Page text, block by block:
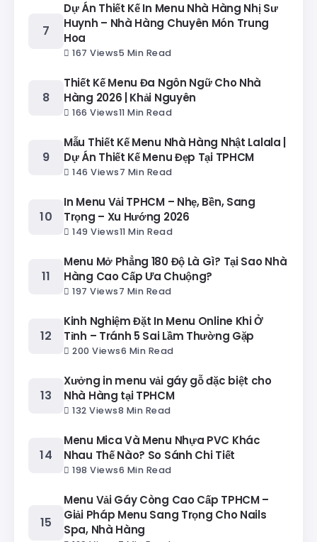
Dự Án Thiết Kế In Menu Nhà Hàng Nhị Sư
Huynh – Nhà Hàng Chuyên Món Trung
Hoa
167 Views5 Min Read
Thiết Kế Menu Đa Ngôn Ngữ Cho Nhà
Hàng 2026 | Khải Nguyên
166 Views11 Min Read
Mẫu Thiết Kế Menu Nhà Hàng Nhật Lalala |
Dự Án Thiết Kế Menu Đẹp Tại TPHCM
146 Views7 Min Read
In Menu Vải TPHCM – Nhẹ, Bền, Sang
Trọng – Xu Hướng 2026
149 Views11 Min Read
Menu Mở Phẳng 180 Độ Là Gì? Tại Sao Nhà
Hàng Cao Cấp Ưa Chuộng?
197 Views7 Min Read
Kinh Nghiệm Đặt In Menu Online Khi Ở
Tỉnh – Tránh 5 Sai Lầm Thường Gặp
200 Views6 Min Read
Xưởng in menu vải gáy gỗ đặc biệt cho
Nhà Hàng tại TPHCM
132 Views8 Min Read
Menu Mica Và Menu Nhựa PVC Khác
Nhau Thế Nào? So Sánh Chi Tiết
198 Views6 Min Read
Menu Vải Gáy Còng Cao Cấp TPHCM –
Giải Pháp Menu Sang Trọng Cho Nails
Spa, Nhà Hàng